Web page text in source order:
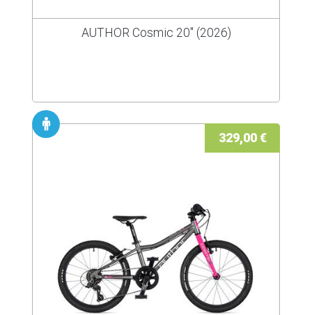
AUTHOR Cosmic 20" (2026)
329,00 €